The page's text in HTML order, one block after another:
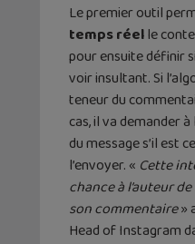
Le premier outil
temps réelle
pour ensuite définir
voir insultant. Si
teneur du
cas, il va demander
du message s’il est
l’envoyer. « Cette
chance à l’auteur
son commentaire»
Head of Instagram